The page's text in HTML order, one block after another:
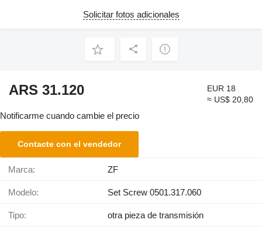
Solicitar fotos adicionales
ARS 31.120
EUR 18
≈ US$ 20,80
Notificarme cuando cambie el precio
Contacte con el vendedor
Marca: ZF
Modelo: Set Screw 0501.317.060
Tipo: otra pieza de transmisión